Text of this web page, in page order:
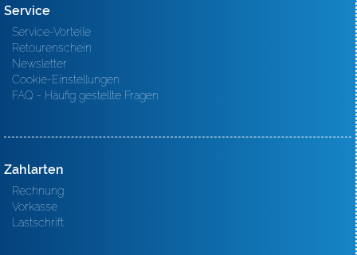
Service
Service-Vorteile
Retourenschein
Newsletter
Cookie-Einstellungen
FAQ - Häufig gestellte Fragen
Zahlarten
Rechnung
Vorkasse
Lastschrift